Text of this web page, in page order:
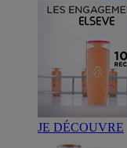
JE DÉCOUVRE